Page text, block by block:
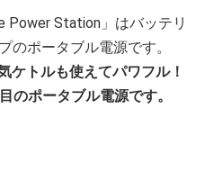
Power Station」はバッテリ
のポータブル電源です。
ケトルも使えてパワフル！
のポータブル電源です。